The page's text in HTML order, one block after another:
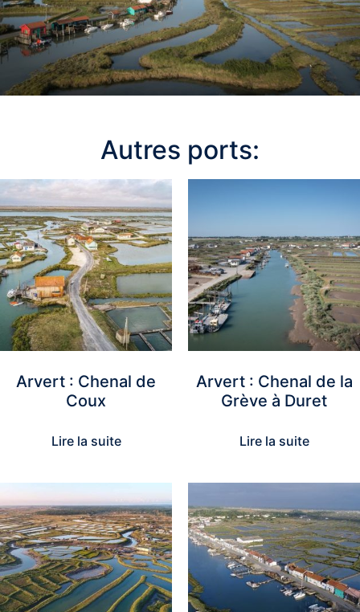
Autres ports:
Arvert : Chenal de
Coux
Lire la suite
Arvert : Chenal de la
Grève à Duret
Lire la suite